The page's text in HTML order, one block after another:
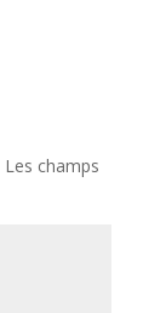
Les champs